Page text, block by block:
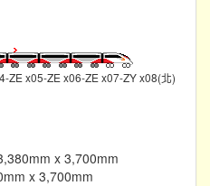
ZE x05-ZE x06-ZE x07-ZY x08(北)
x 3,700mm
x 3,700mm